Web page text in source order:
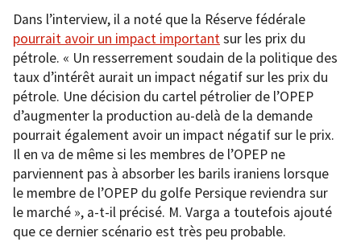
Dans l’interview, il a noté que la Réserve fédérale
pourrait avoir un impact importantsur les prix du
pétrole. « Un resserrement soudain de la politique des
taux d’intérêt aurait un impact négatif sur les prix du
pétrole. Une décision du cartel pétrolier de l’OPEP
d’augmenter la production au-delà de la demande
pourrait également avoir un impact négatif sur le prix.
Il en va de même si les membres de l’OPEP ne
parviennent pas à absorber les barils iraniens lorsque
le membre de l’OPEP du golfe Persique reviendra sur
le marché », a-t-il précisé. M. Varga a toutefois ajouté
que ce dernier scénario est très peu probable.